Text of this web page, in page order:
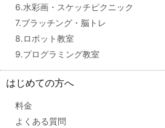
6.水彩画・スケッチピクニック
7.ブラッチング・脳トレ
8.ロボット教室
9.プログラミング教室
はじめての方へ
料金
よくある質問